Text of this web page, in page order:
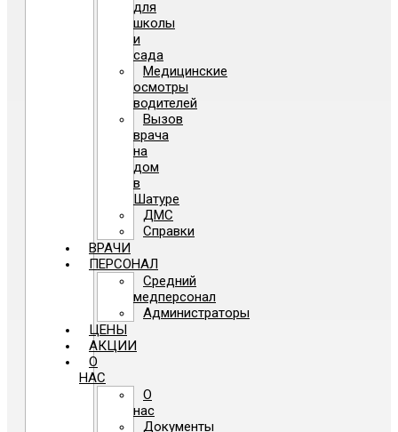
для
школы
и
сада
Медицинские
осмотры
водителей
Вызов
врача
на
дом
в
Шатуре
ДМС
Справки
ВРАЧИ
ПЕРСОНАЛ
Средний
медперсонал
Администраторы
ЦЕНЫ
АКЦИИ
О
НАС
О
нас
Документы